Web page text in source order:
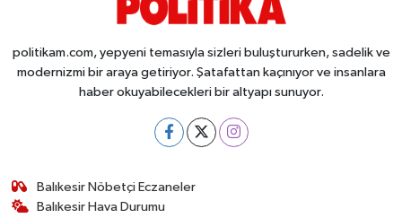
politikam.com, yepyeni temasıyla sizleri buluştururken, sadelik ve
modernizmi bir araya getiriyor. Şatafattan kaçınıyor ve insanlara
haber okuyabilecekleri bir altyapı sunuyor.
Balıkesir Nöbetçi Eczaneler
Balıkesir Hava Durumu